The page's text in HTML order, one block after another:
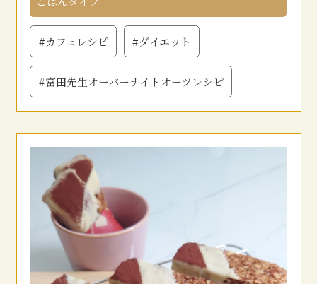
#カフェレシピ #ダイエット
#富田先生オーバーナイトオーツレシピ